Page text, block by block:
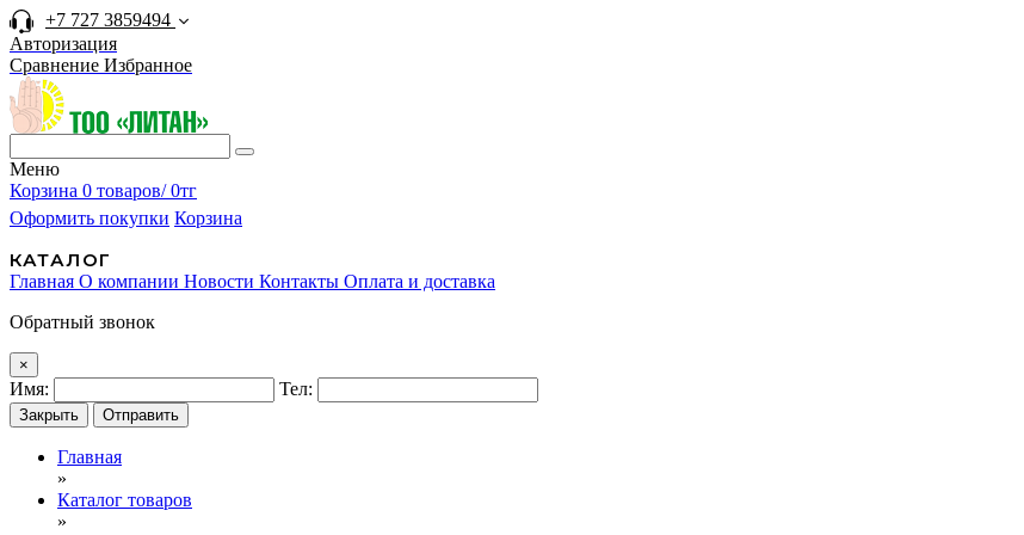
+7 727 3859494
Авторизация
Сравнение Избранное
Меню
Корзина 0 товаров/ 0тг
Оформить покупки Корзина
КАТАЛОГ
Главная О компании Новости Контакты Оплата и доставка
Обратный звонок
×
Имя: Тел:
Закрыть Отправить
Главная
»
Каталог товаров
»